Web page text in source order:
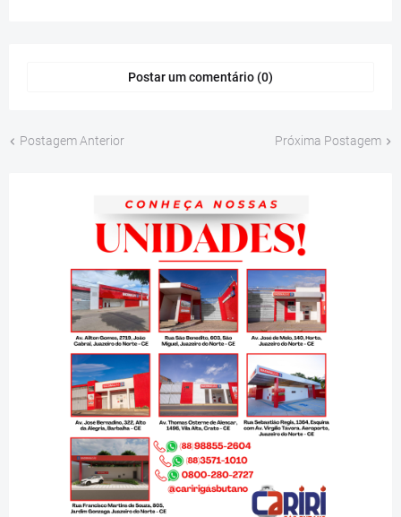
Postar um comentário (0)
Postagem Anterior Próxima Postagem